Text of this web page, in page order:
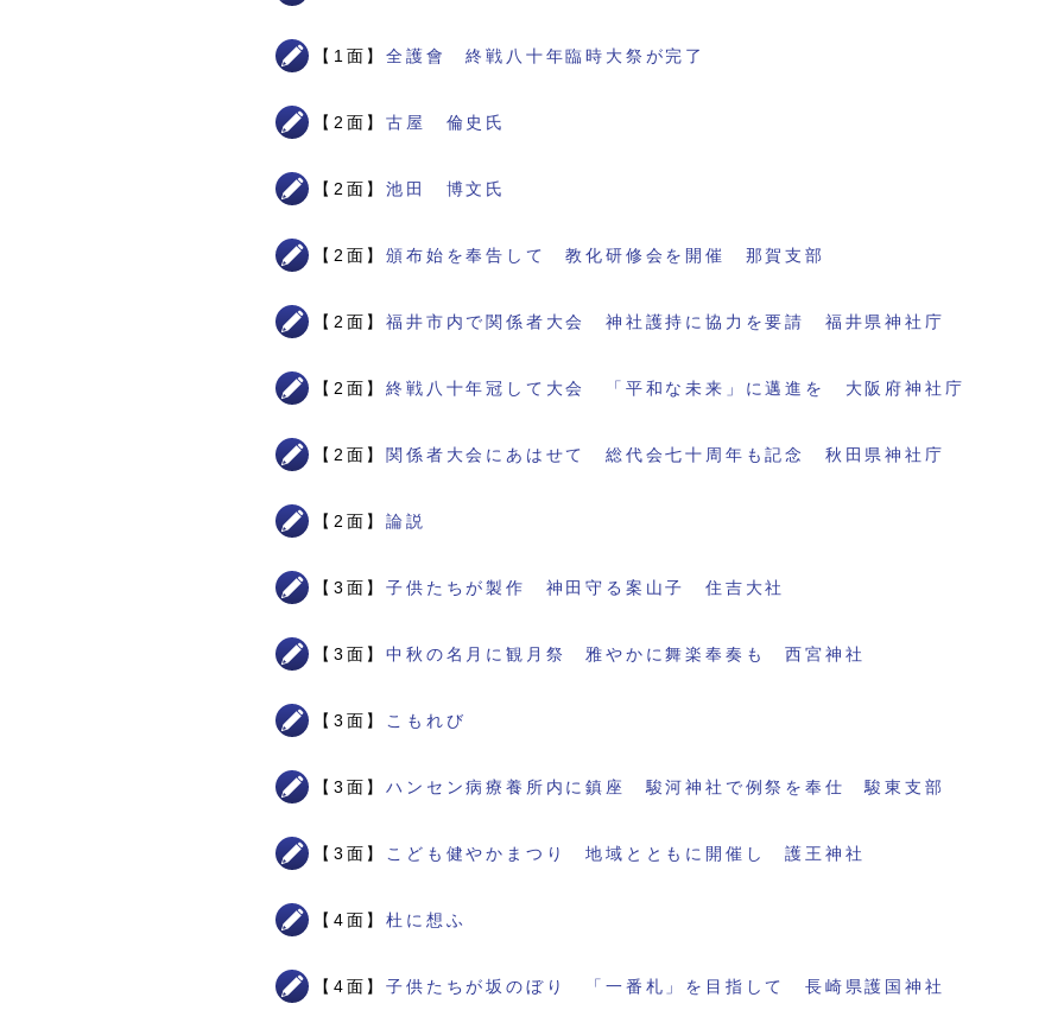
【1面】全護會 終戦八十年臨時大祭が完了
【2面】古屋 倫史氏
【2面】池田 博文氏
【2面】頒布始を奉告して 教化研修会を開催 那賀支部
【2面】福井市内で関係者大会 神社護持に協力を要請 福井県神社庁
【2面】終戦八十年冠して大会 「平和な未来」に邁進を 大阪府神社庁
【2面】 関係者大会にあはせて 総代会七十周年も記念 秋田県神社庁
【2面】論説
【3面】子供たちが製作 神田守る案山子 住吉大社
【3面】中秋の名月に観月祭 雅やかに舞楽奉奏も 西宮神社
【3面】 こもれび
【3面】ハンセン病療養所内に鎮座 駿河神社で例祭を奉仕 駿東支部
【3面】 こども健やかまつり 地域とともに開催し 護王神社
【4面】杜に想ふ
【4面】子供たちが坂のぼり 「一番札」を目指して 長崎県護国神社